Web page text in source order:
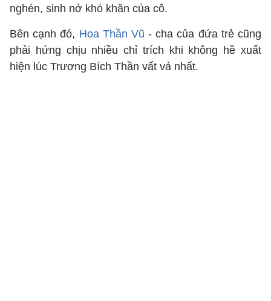
nghén, sinh nở khó khăn của cô.
Bên cạnh đó, Hoa Thần Vũ - cha của đứa trẻ cũng
phải hứng chịu nhiều chỉ trích khi không hề xuất
hiện lúc Trương Bích Thần vất vả nhất.